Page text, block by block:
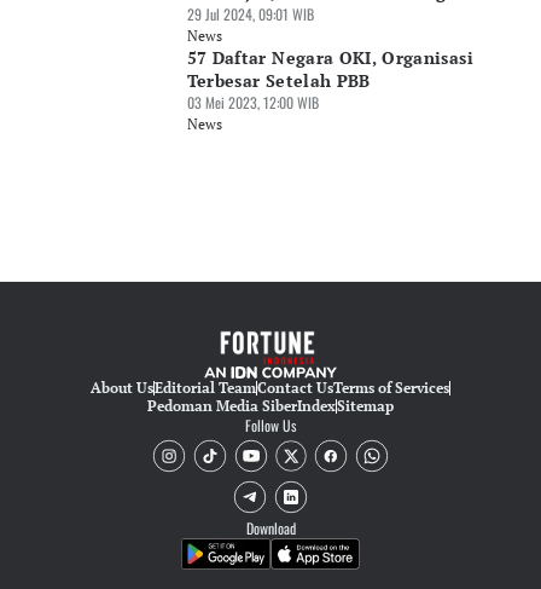
29 Jul 2024, 09:01 WIB
News
57 Daftar Negara OKI, Organisasi
Terbesar Setelah PBB
03 Mei 2023, 12:00 WIB
News
About UsEditorial TeamContact UsTerms of Services
Pedoman Media SiberIndexSitemap
Follow Us
Download